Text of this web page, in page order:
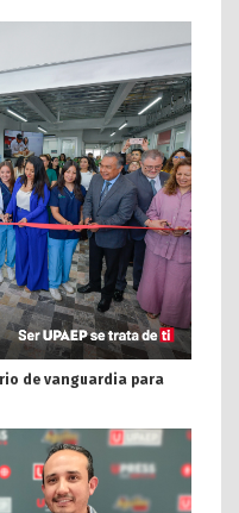
de vanguardia para